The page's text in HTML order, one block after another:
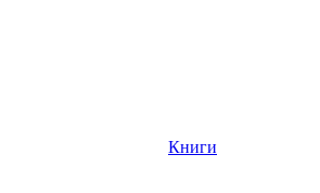
Книги